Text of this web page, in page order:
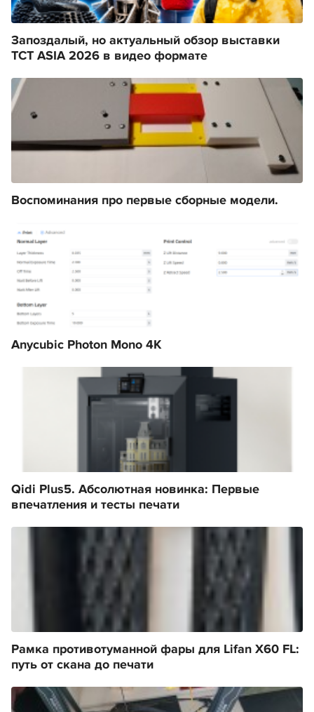
Запоздалый, но актуальный обзор выставки
TCT ASIA 2026 в видео формате
Воспоминания про первые сборные модели.
Anycubic Photon Mono 4K
Qidi Plus5. Абсолютная новинка: Первые
впечатления и тесты печати
Рамка противотуманной фары для Lifan X60 FL:
путь от скана до печати